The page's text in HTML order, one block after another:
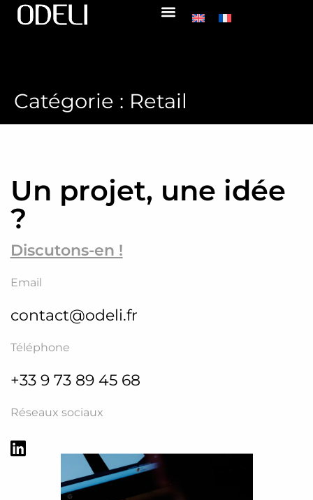
Catégorie : Retail
Un projet, une idée
?
Discutons-en !
Email
contact@odeli.fr
Téléphone
+33 9 73 89 45 68
Réseaux sociaux